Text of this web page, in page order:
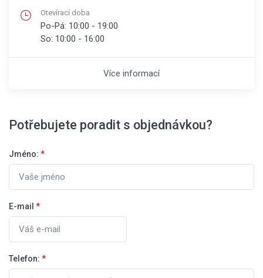
Otevírací doba
Po-Pá: 10:00 - 19:00
So: 10:00 - 16:00
Více informací
Potřebujete poradit s objednávkou?
Jméno: *
E-mail *
Telefon: *